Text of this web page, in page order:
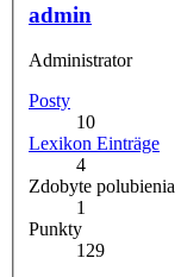
admin
Administrator
Posty
10
Lexikon Einträge
4
Zdobyte polubienia
1
Punkty
129